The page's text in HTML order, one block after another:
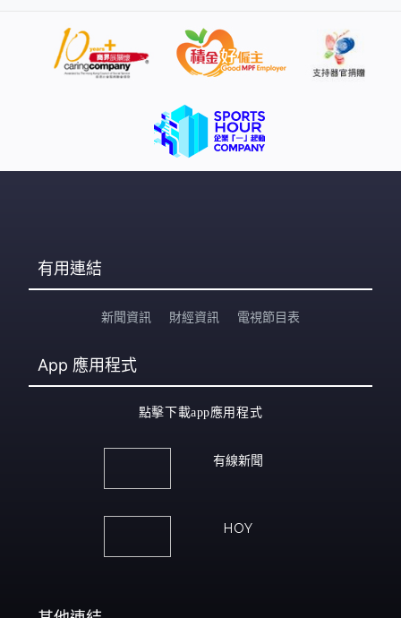
有用連結
新聞資訊 財經資訊 電視節目表
App 應用程式
點擊下載app應用程式
有線新聞
HOY